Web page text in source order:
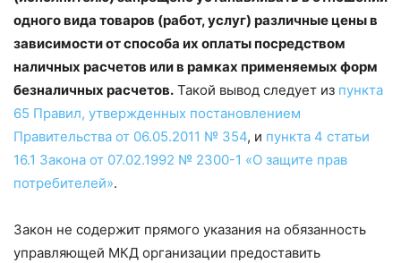
одного вида товаров (работ, услуг) различные цены в
зависимости от способа их оплаты посредством
наличных расчетов или в рамках применяемых форм
безналичных расчетов. Такой вывод следует из пункта
65 Правил, утвержденных постановлением
Правительства от 06.05.2011 № 354, и пункта 4 статьи
16.1 Закона от 07.02.1992 № 2300-1 «О защите прав
потребителей».
Закон не содержит прямого указания на обязанность
управляющей МКД организации предоставить